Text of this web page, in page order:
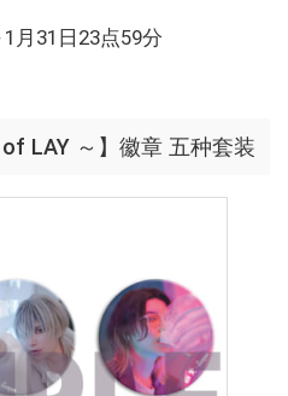
月31日23点59分
LAY ～】徽章 五种套装